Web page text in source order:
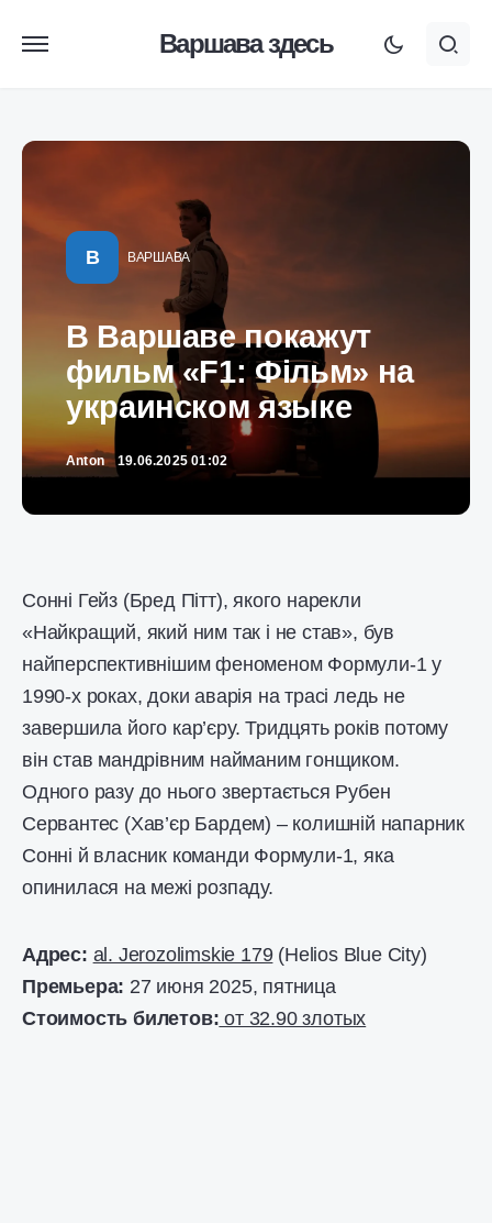
Варшава здесь
В ВАРШАВА
В Варшаве покажут
фильм «F1: Фільм» на
украинском языке
Anton 19.06.2025 01:02
Сонні Гейз (Бред Пітт), якого нарекли
«Найкращий, який ним так і не став», був
найперспективнішим феноменом Формули-1 у
1990-х роках, доки аварія на трасі ледь не
завершила його кар’єру. Тридцять років потому
він став мандрівним найманим гонщиком.
Одного разу до нього звертається Рубен
Сервантес (Хав’єр Бардем) – колишній напарник
Сонні й власник команди Формули-1, яка
опинилася на межі розпаду.
Адрес: al. Jerozolimskie 179(Helios Blue City)
Премьера: 27 июня 2025, пятница
Стоимость билетов: от 32.90 злотых